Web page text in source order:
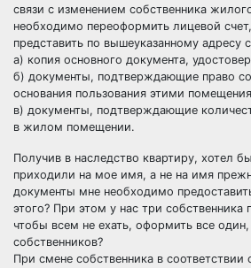
связи с изменением собственника
необходимо переоформить лицевой
представить по вышеуказанному
а) копия основного документа,
б) документы, подтверждающие право
основания пользования этими
в) документы, подтверждающие
в жилом помещении.
Получив в наследство квартиру, хотел
приходили на мое имя, а не на имя
документы мне необходимо
этого? При этом у нас три
чтобы всем не ехать, оформить все
собственников?
При смене собственника в соответствии